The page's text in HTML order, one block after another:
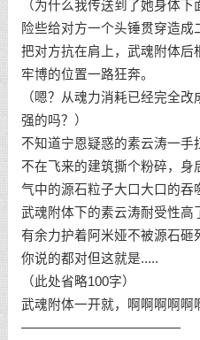
（为什么我传送到了她身体
险些给对方一个头锤贯穿造
把对方抗在肩上，武魂附体后
牢博的位置一路狂奔。
（嗯？从魂力消耗已经完全
强的吗？）
不知道宁恩疑惑的素云涛一手
不在飞来的建筑撕个粉碎，身
气中的源石粒子大口大口的吞
武魂附体下的素云涛耐受性高
有余力护着阿米娅不被源石砸
你说的都对但这就是.....
（此处省略100字）
武魂附体一开就，啊啊啊啊啊
————————————